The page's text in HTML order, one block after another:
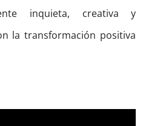
inquieta, creativa y
la transformación positiva